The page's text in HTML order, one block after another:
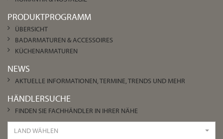
PRODUKTPROGRAMM
ÜBERSICHT
BADARMATUREN & ACCESSOIRES
KÜCHENARMATUREN
NEWS
AKTUELLE INFORMATIONEN, TERMINE, TRENDS UND MEHR
HÄNDLERSUCHE
FINDEN SIE FACHHÄNDLER IN IHRER NÄHE
LAND WÄHLEN